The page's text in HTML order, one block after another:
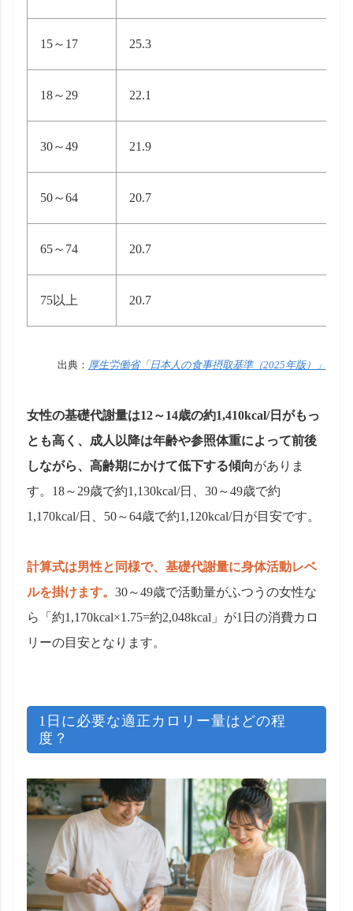
15～17 25.3
18～29 22.1
30～49 21.9
50～64 20.7
65～74 20.7
75以上 20.7
出典： 厚生労働省「日本人の食事摂取基準（2025年版）」
女性の基礎代謝量は12～14歳の約1,410kcal/日がもっ
とも高く、成人以降は年齢や参照体重によって前後
しながら、高齢期にかけて低下する傾向がありま
す。18～29歳で約1,130kcal/日、30～49歳で約
1,170kcal/日、50～64歳で約1,120kcal/日が目安です。
計算式は男性と同様で、基礎代謝量に身体活動レベ
ルを掛けます。30～49歳で活動量がふつうの女性な
ら「約1,170kcal×1.75=約2,048kcal」が1日の消費カロ
リーの目安となります。
1日に必要な適正カロリー量はどの程
度？